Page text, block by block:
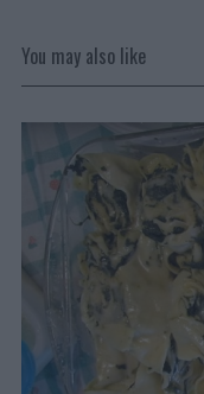
You may also like